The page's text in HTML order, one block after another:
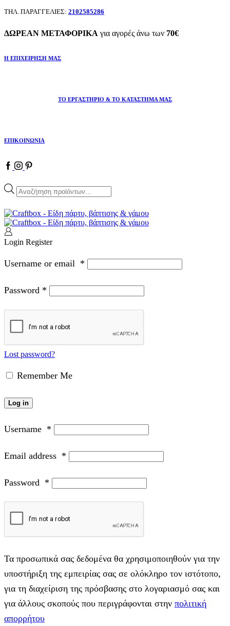
ΤΗΛ. ΠΑΡΑΓΓΕΛΙΕΣ: 2102585286
ΔΩΡΕΑΝ ΜΕΤΑΦΟΡΙΚΑ για αγορές άνω των 70€
Η ΕΠΙΧΕΙΡΗΣΗ ΜΑΣ
ΤΟ ΕΡΓΑΣΤΗΡΙΟ & ΤΟ ΚΑΤΑΣΤΗΜΑ ΜΑΣ
ΕΠΙΚΟΙΝΩΝΙΑ
Facebook
Instagram
Pinterest
Products
search
Login Register
Username or email *
Password *
Lost password?
Remember Me
Log in
Username *
Email address *
Password *
Τα προσωπικά σας δεδομένα θα χρησιμοποιηθούν για την
υποστήριξη της εμπειρίας σας σε ολόκληρο τον ιστότοπο,
για τη διαχείριση της πρόσβασης στο λογαριασμό σας και
για άλλους σκοπούς που περιγράφονται στην πολιτική
απορρήτου